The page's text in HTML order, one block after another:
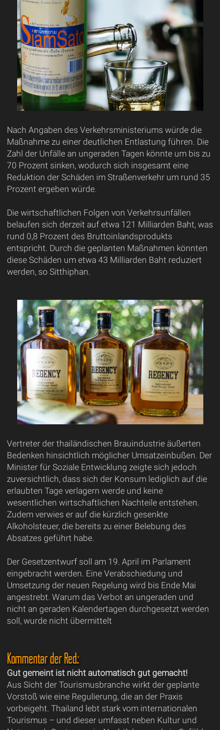
Nach Angaben des Verkehrsministeriums würde die
Maßnahme zu einer deutlichen Entlastung führen. Die
Zahl der Unfälle an ungeraden Tagen könnte um bis zu
70 Prozent sinken, wodurch sich insgesamt eine
Reduktion der Schäden im Straßenverkehr um rund 35
Prozent ergeben würde.
Die wirtschaftlichen Folgen von Verkehrsunfällen
belaufen sich derzeit auf etwa 121 Milliarden Baht, was
rund 0,8 Prozent des Bruttoinlandsprodukts
entspricht. Durch die geplanten Maßnahmen könnten
diese Schäden um etwa 43 Milliarden Baht reduziert
werden, so Sitthiphan.
Vertreter der thailändischen Brauindustrie äußerten
Bedenken hinsichtlich möglicher Umsatzeinbußen. Der
Minister für Soziale Entwicklung zeigte sich jedoch
zuversichtlich, dass sich der Konsum lediglich auf die
erlaubten Tage verlagern werde und keine
wesentlichen wirtschaftlichen Nachteile entstehen.
Zudem verwies er auf die kürzlich gesenkte
Alkoholsteuer, die bereits zu einer Belebung des
Absatzes geführt habe.
Der Gesetzentwurf soll am 19. April im Parlament
eingebracht werden. Eine Verabschiedung und
Umsetzung der neuen Regelung wird bis Ende Mai
angestrebt. Warum das Verbot an ungeraden und
nicht an geraden Kalendertagen durchgesetzt werden
soll, wurde nicht übermittelt
Kommentar der Red.:
Gut gemeint ist nicht automatisch gut gemacht!
Aus Sicht der Tourismusbranche wirkt der geplante
Vorstoß wie eine Regulierung, die an der Praxis
vorbeigeht. Thailand lebt stark vom internationalen
Tourismus – und dieser umfasst neben Kultur und